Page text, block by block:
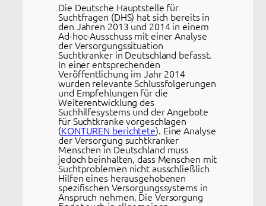
Die Deutsche Hauptstelle für
Suchtfragen (DHS) hat sich bereits in
den Jahren 2013 und 2014 in einem
Ad-hoc-Ausschuss mit einer Analyse
der Versorgungssituation
Suchtkranker in Deutschland befasst.
In einer entsprechenden
Veröffentlichung im Jahr 2014
wurden relevante Schlussfolgerungen
und Empfehlungen für die
Weiterentwicklung des
Suchhilfesystems und der Angebote
für Suchtkranke vorgeschlagen
(KONTUREN berichtete). Eine Analyse
der Versorgung suchtkranker
Menschen in Deutschland muss
jedoch beinhalten, dass Menschen mit
Suchtproblemen nicht ausschließlich
Hilfen eines herausgehobenen
spezifischen Versorgungssystems in
Anspruch nehmen. Die Versorgung